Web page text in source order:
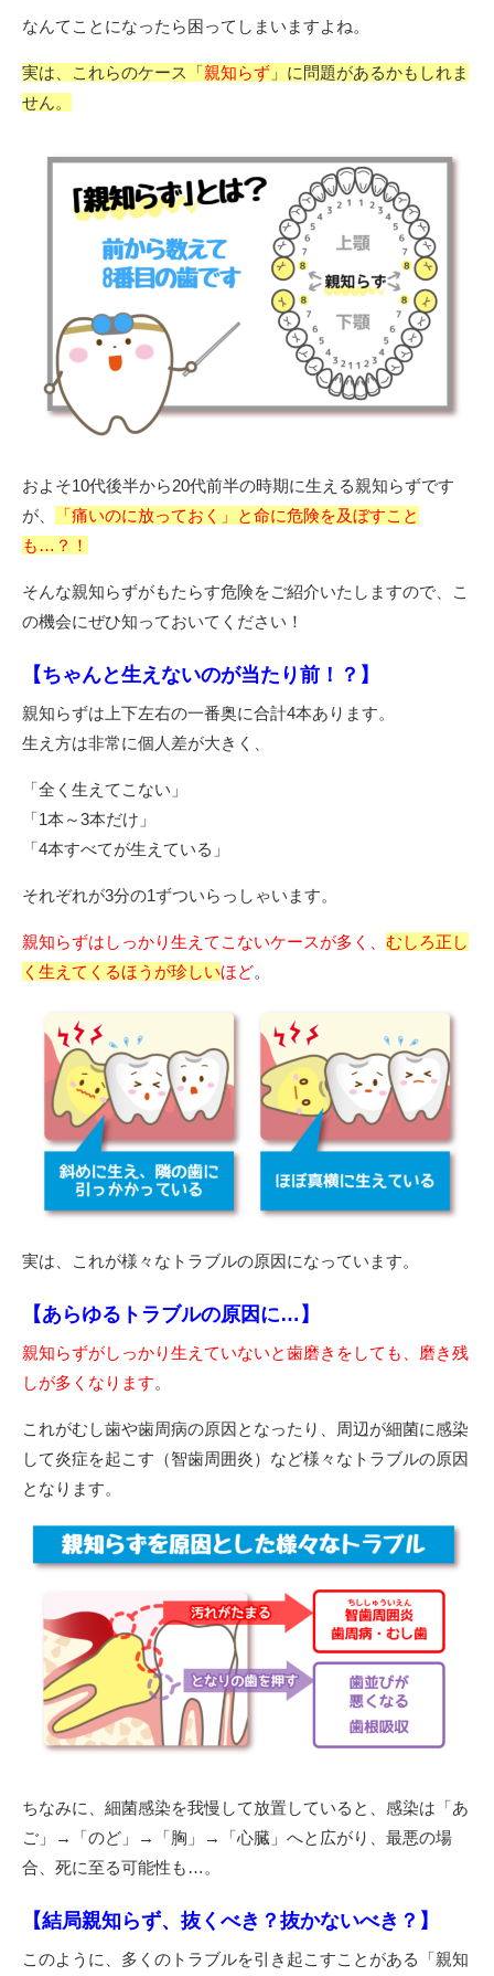
なんてことになったら困ってしまいますよね。
実は、これらのケース「親知らず 」に問題があるかもしれま
せん。
およそ10代後半から20代前半の時期に生える親知らずです
が、
「痛いのに放っておく」と命に危険を及ぼすこと
も…？！
そんな親知らずがもたらす危険をご紹介いたしますので、こ
の機会にぜひ知っておいてください！
【ちゃんと生えないのが当たり前！？】
親知らずは上下左右の一番奥に合計4本あります。
生え方は非常に個人差が大きく、
「全く生えてこない」
「1本～3本だけ」
「4本すべてが生えている」
それぞれが3分の1ずついらっしゃいます。
親知らずはしっかり生えてこないケースが多く、 むしろ正し
く生えてくるほうが珍しいほど。
実は、これが様々なトラブルの原因になっています。
【あらゆるトラブルの原因に…】
親知らずがしっかり生えていないと歯磨きをしても、磨き残
しが多くなります。
これがむし歯や歯周病の原因となったり、周辺が細菌に感染
して炎症を起こす（智歯周囲炎）など様々なトラブルの原因
となります。
ちなみに、細菌感染を我慢して放置していると、感染は「あ
ご」→「のど」→「胸」→「心臓」へと広がり、最悪の場
合、死に至る可能性も…。
【結局親知らず、抜くべき？抜かないべき？】
このように、多くのトラブルを引き起こすことがある「親知